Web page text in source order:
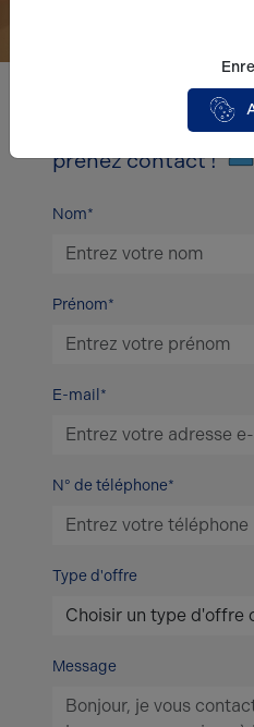
Nous avons hâte
prenez contact !
Nom*
Prénom*
E-mail*
N° de téléphone*
Type d'offre
Message